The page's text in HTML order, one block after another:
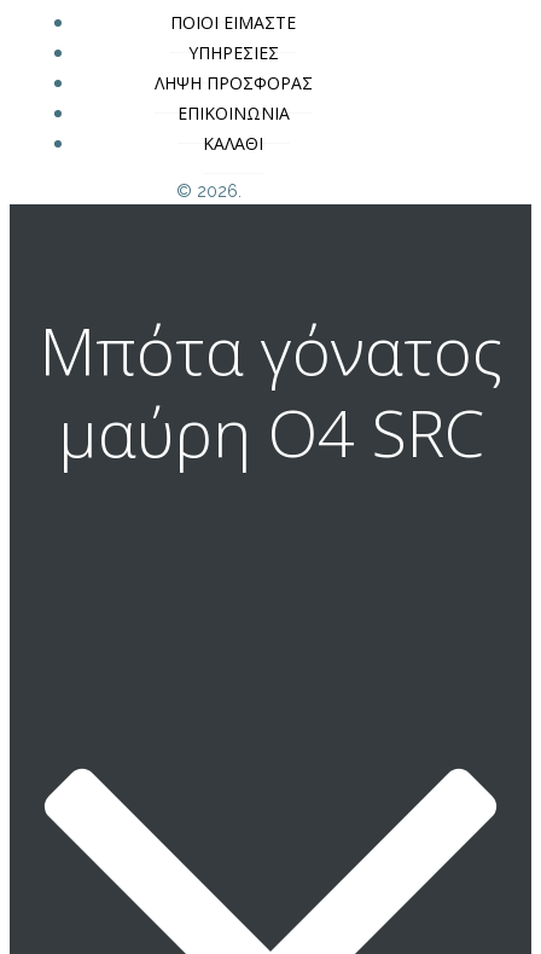
ΠΟΙΟΙ ΕΙΜΑΣΤΕ
ΥΠΗΡΕΣΙΕΣ
ΛΗΨΗ ΠΡΟΣΦΟΡΑΣ
ΕΠΙΚΟΙΝΩΝΙΑ
ΚΑΛΑΘΙ
© 2026.
Μπότα γόνατος
μαύρη O4 SRC